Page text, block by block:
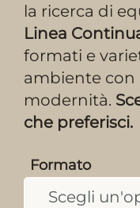
la ricerca di
Linea
formati e
ambiente con
modernità.
che preferisci.
Formato